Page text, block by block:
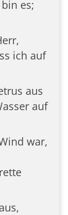
es;
ich auf
aus
auf
war,